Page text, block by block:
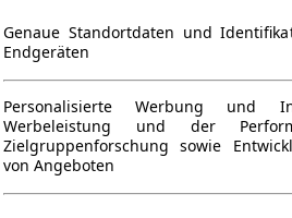
Genaue Standortdaten und
Endgeräten
Personalisierte Werbung und
Werbeleistung und der
Zielgruppenforschung sowie
von Angeboten